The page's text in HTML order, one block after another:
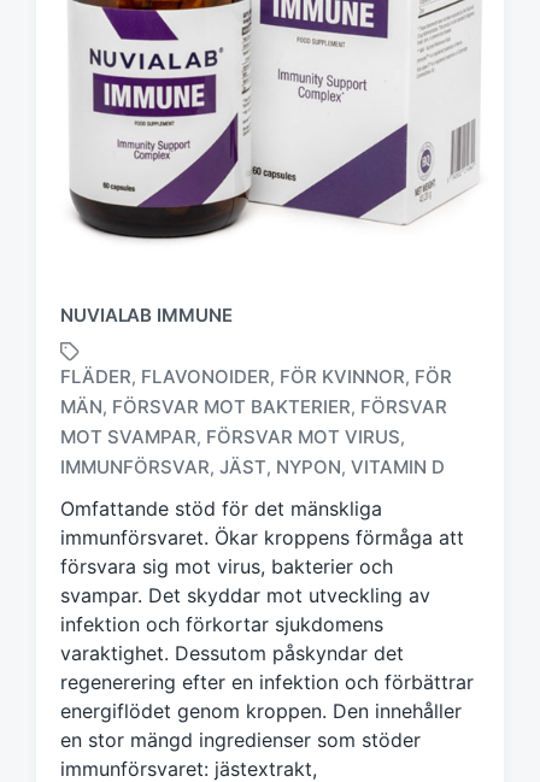
NUVIALAB IMMUNE
ä
r
k
m
e
d
FLÄDER, FLAVONOIDER, FÖR KVINNOR, FÖR
MÄN, FÖRSVAR MOT BAKTERIER, FÖRSVAR
MOT SVAMPAR, FÖRSVAR MOT VIRUS,
IMMUNFÖRSVAR, JÄST, NYPON, VITAMIN D
Omfattande stöd för det mänskliga
immunförsvaret. Ökar kroppens förmåga att
försvara sig mot virus, bakterier och
svampar. Det skyddar mot utveckling av
infektion och förkortar sjukdomens
varaktighet. Dessutom påskyndar det
regenerering efter en infektion och förbättrar
energiflödet genom kroppen. Den innehåller
en stor mängd ingredienser som stöder
immunförsvaret: jästextrakt,